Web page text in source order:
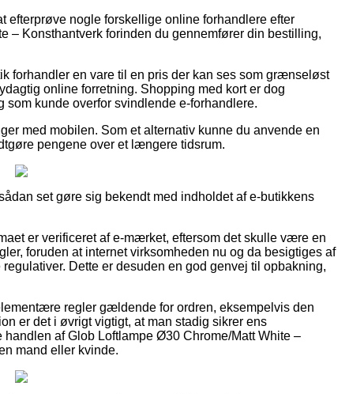
efterprøve nogle forskellige online forhandlere efter
– Konsthantverk forinden du gennemfører din bestilling,
forhandler en vare til en pris der kan ses som grænseløst
online forretning. Shopping med kort er dog
kunde overfor svindlende e-forhandlere.
med mobilen. Som et alternativ kunne du anvende en
pengene over et længere tidsrum.
set gøre sig bekendt med indholdet af e-butikkens
er verificeret af e-mærket, eftersom det skulle være en
foruden at internet virksomheden nu og da besigtiges af
Dette er desuden en god genvej til opbakning,
regler gældende for ordren, eksempelvis den
er det i øvrigt vigtigt, at man stadig sikrer ens
af Glob Loftlampe Ø30 Chrome/Matt White –
mand eller kvinde.